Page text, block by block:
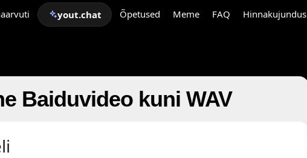
yout.chat Õpetused Meme FAQ Hinnakujundus
Baiduvideo kuni WAV